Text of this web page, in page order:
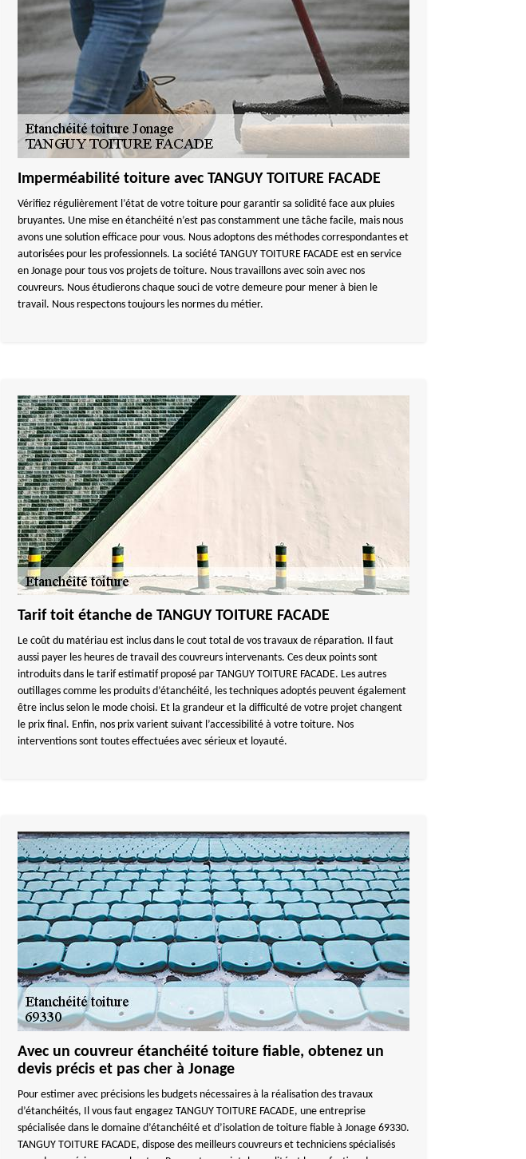
Imperméabilité toiture avec TANGUY TOITURE FACADE
Vérifiez régulièrement l’état de votre toiture pour garantir sa solidité face aux pluies
bruyantes. Une mise en étanchéité n’est pas constamment une tâche facile, mais nous
avons une solution efficace pour vous. Nous adoptons des méthodes correspondantes et
autorisées pour les professionnels. La société TANGUY TOITURE FACADE est en service
en Jonage pour tous vos projets de toiture. Nous travaillons avec soin avec nos
couvreurs. Nous étudierons chaque souci de votre demeure pour mener à bien le
travail. Nous respectons toujours les normes du métier.
Tarif toit étanche de TANGUY TOITURE FACADE
Le coût du matériau est inclus dans le cout total de vos travaux de réparation. Il faut
aussi payer les heures de travail des couvreurs intervenants. Ces deux points sont
introduits dans le tarif estimatif proposé par TANGUY TOITURE FACADE. Les autres
outillages comme les produits d’étanchéité, les techniques adoptés peuvent également
être inclus selon le mode choisi. Et la grandeur et la difficulté de votre projet changent
le prix final. Enfin, nos prix varient suivant l’accessibilité à votre toiture. Nos
interventions sont toutes effectuées avec sérieux et loyauté.
Avec un couvreur étanchéité toiture fiable, obtenez un
devis précis et pas cher à Jonage
Pour estimer avec précisions les budgets nécessaires à la réalisation des travaux
d’étanchéités, Il vous faut engagez TANGUY TOITURE FACADE, une entreprise
spécialisée dans le domaine d’étanchéité et d’isolation de toiture fiable à Jonage 69330.
TANGUY TOITURE FACADE, dispose des meilleurs couvreurs et techniciens spécialisés